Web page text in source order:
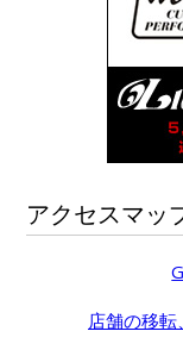
アクセスマッ
店舗の移